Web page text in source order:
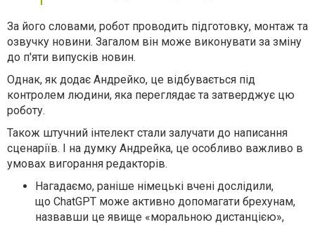
За його словами, робот проводить підготовку, монтаж та
озвучку новини. Загалом він може виконувати за зміну
до п'яти випусків новин.
Однак, як додає Андрейко, це відбувається під
контролем людини, яка переглядає та затверджує цю
роботу.
Також штучний інтелект стали залучати до написання
сценаріїв. І на думку Андрейка, це особливо важливо в
умовах вигорання редакторів.
Нагадаємо, раніше німецькі вчені дослідили,
що ChatGPT може активно допомагати брехунам,
назвавши це явище «моральною дистанцією»,